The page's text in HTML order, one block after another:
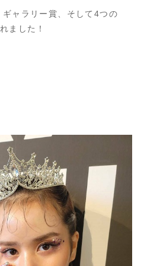
ャラリー賞、そして4つの
ました！